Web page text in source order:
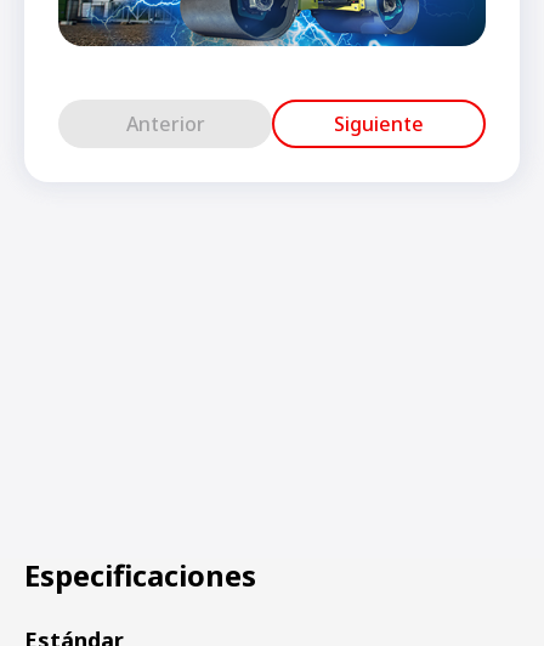
Anterior Siguiente
Especificaciones